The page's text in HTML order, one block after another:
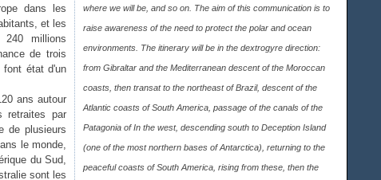
dans les
et les
millions
de trois
font état d'un
ans autour
retraites par
de plusieurs
le monde,
du Sud,
sont les
where we will be, and so on. The aim of this communication is to
raise awareness of the need to protect the polar and ocean
environments. The itinerary will be in the dextrogyre direction:
from Gibraltar and the Mediterranean descent of the Moroccan
coasts, then transat to the northeast of Brazil, descent of the
Atlantic coasts of South America, passage of the canals of the
Patagonia of In the west, descending south to Deception Island
(one of the most northern bases of Antarctica), returning to the
peaceful coasts of South America, rising from these, then the